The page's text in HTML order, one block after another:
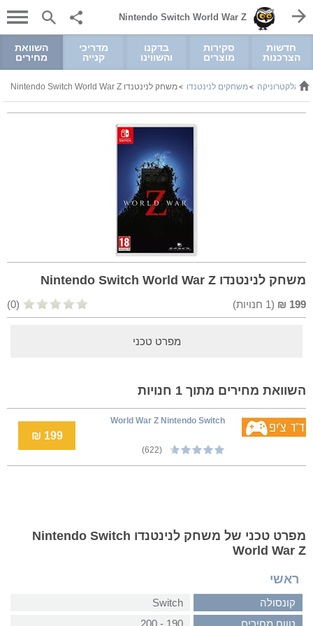
Nintendo Switch World War Z
חדשות
הצרכנות
סקירות
מוצרים
בדקנו
והשווינו
מדריכי
קנייה
השוואת
מחירים
ואלקטרוניקה >משחקים לנינטנדו >משחק לנינטנדו Nintendo Switch World War Z
משחק לנינטנדו Nintendo Switch World War Z
199
₪
(
1 חנויות) (0)
מפרט טכני
השוואת מחירים מתוך 1 חנויות
World War Z Nintendo Switch
(622)
199 ₪
מפרט טכני של משחק לנינטנדו Nintendo Switch
World War Z
ראשי
קונסולה
Switch
טווח מחירים
190 - 200